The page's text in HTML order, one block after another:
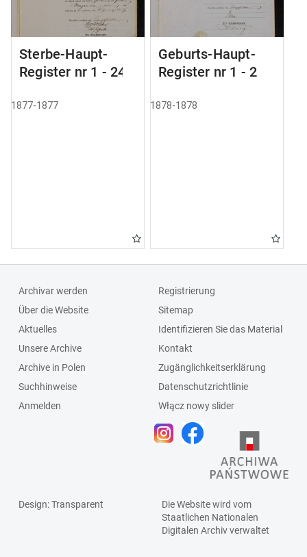
Sterbe-Haupt-
Register nr 1 - 24
1877-1877
Geburts-Haupt-
Register nr 1 - 2
1878-1878
Archivar werden
Über die Website
Aktuelles
Unsere Archive
Archive in Polen
Suchhinweise
Anmelden
Registrierung
Sitemap
Identifizieren Sie das Material
Kontakt
Zugänglichkeitserklärung
Datenschutzrichtlinie
Włącz nowy slider
Design: Transparent
Die Website wird vom
Staatlichen Nationalen
Digitalen Archivverwaltet